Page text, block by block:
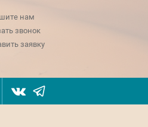
нам
звонок
заявку